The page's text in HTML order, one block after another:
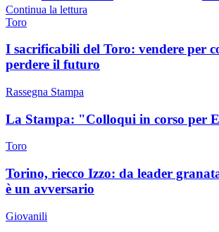
Continua la lettura
Toro
I sacrificabili del Toro: vendere per
perdere il futuro
Rassegna Stampa
La Stampa: "Colloqui in corso per
Toro
Torino, riecco Izzo: da leader
è un avversario
Giovanili